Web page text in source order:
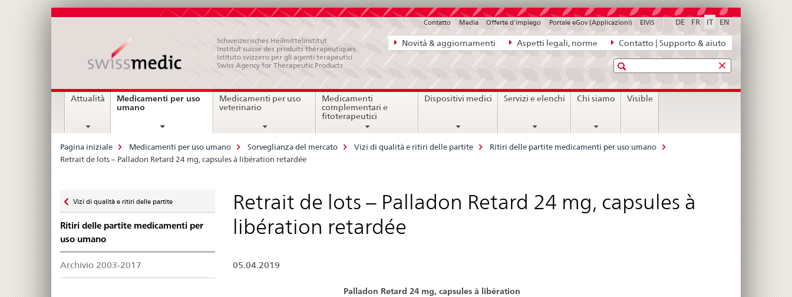
Navigazione
diretta:
aspetti
Novità & aggiornamenti Aspetti legali, norme Contatto | Supporto & aiuto
DE FR IT EN
Contatto Media Offerte d'impiego Portale eGov (Applicazioni) ElViS
Schweizerisches Heilmittelinstitut
Institut suisse des produits thérapeutiques
Istituto svizzero per gli agenti terapeutici
Swiss Agency for Therapeutic Products
Ricerca
Navigation
Attualità
Medicamenti per uso
umanocurrent
Medicamenti per uso
veterinario
Medicamenti
complementari e
fitoterapeutici
Dispositivi medici Servizi e elenchi Chi siamo Visible
Breadcrumb
Pagina iniziale Medicamenti per uso umano Sorveglianza del mercato Vizi di qualità e ritiri delle partite
Ritiri delle partite medicamenti per uso umano
Retrait de lots – Palladon Retard 24 mg, capsules à libération retardée
zu
Vizi di qualità e ritiri delle partite
Ritiri delle partite medicamenti per
uso umano
Archivio 2003-2017
Retrait de lots – Palladon Retard 24 mg, capsules à
libération retardée
05.04.2019
Palladon Retard 24 mg, capsules à libération